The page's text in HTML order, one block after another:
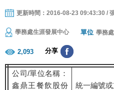
更新時間：2016-08-23 09:43:30 /
學務處生涯發展中心 單位 學務
2,093 分享
公司/單位名稱：
鑫鼎王餐飲股份
統一編號